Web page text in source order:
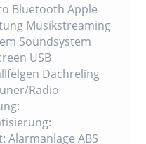
Bluetooth Apple
Musikstreaming
Soundsystem
USB
Dachreling
Radio
Alarmanlage ABS